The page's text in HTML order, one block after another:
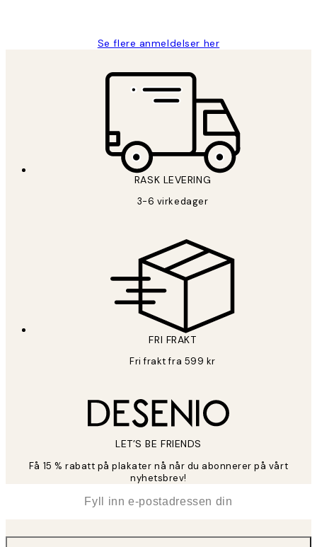
Se flere anmeldelser her
RASK LEVERING
3-6 virkedager
FRI FRAKT
Fri frakt fra 599 kr
LET’S BE FRIENDS
Få 15 % rabatt på plakater nå når du abonnerer på vårt
nyhetsbrev!